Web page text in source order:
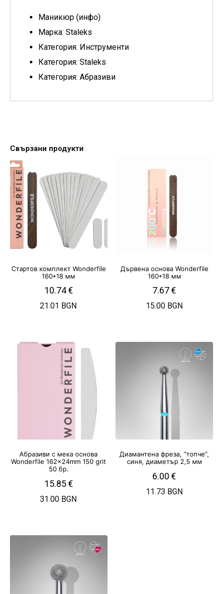
Маникюр (инфо)
Марка: Staleks
Категория: Инструменти
Категория: Staleks
Категория: Абразиви
Свързани продукти
Стартов комплект Wonderfile
160*18 мм
10.74€
21.01 BGN
Дървена основа Wonderfile
160*18 мм
7.67€
15.00 BGN
Абразиви с мека основа
Wonderfile 162x24mm 150 grit
50 бр.
15.85€
31.00 BGN
Диамантена фреза, “топче”,
синя, диаметър 2,5 мм
6.00€
11.73 BGN